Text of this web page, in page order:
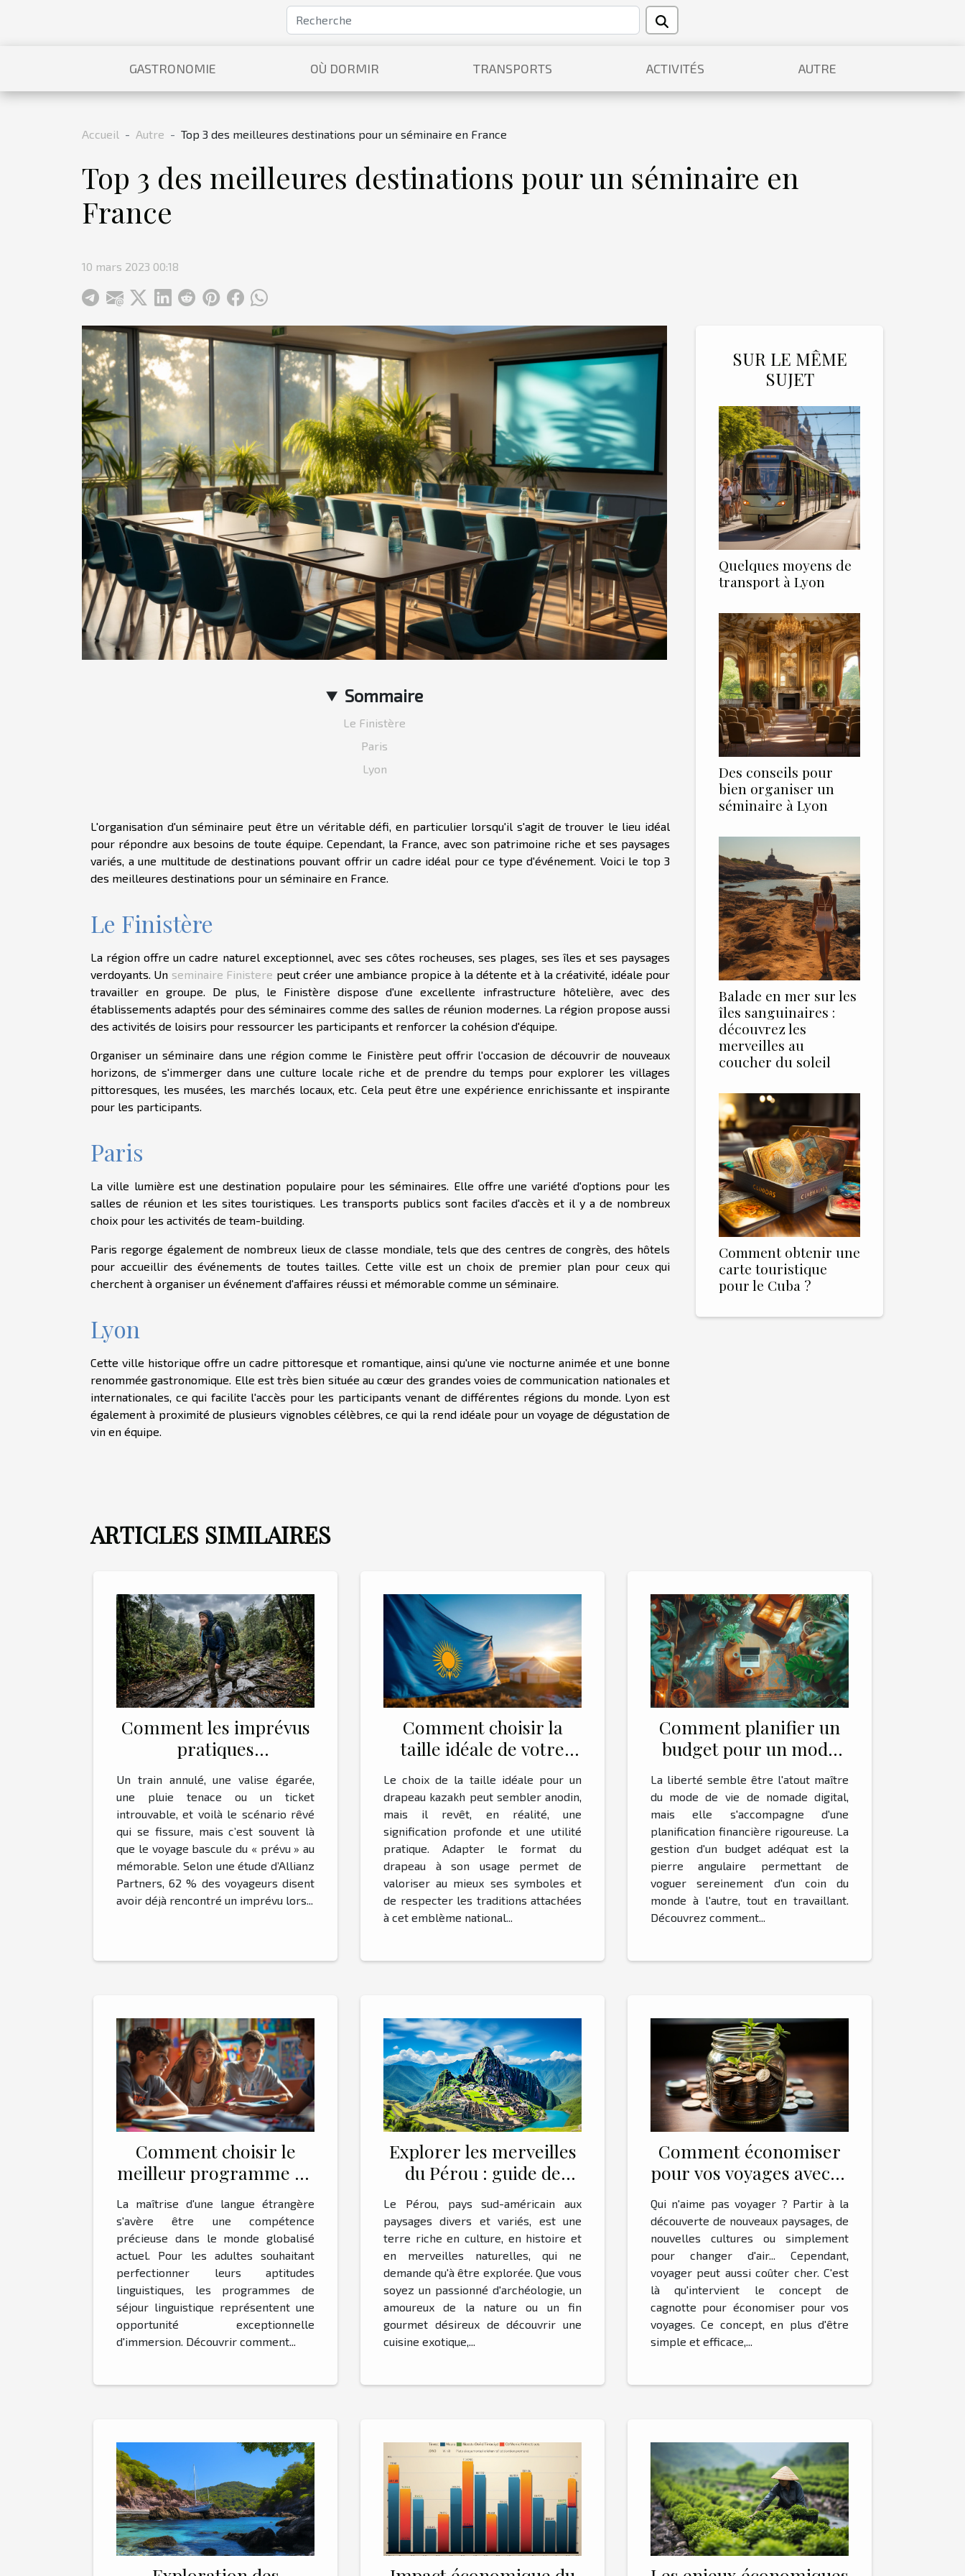
GASTRONOMIE OÙ DORMIR TRANSPORTS ACTIVITÉS AUTRE
Accueil Autre Top 3 des meilleures destinations pour un séminaire en France
Top 3 des meilleures destinations pour un séminaire en
France
10 mars 2023 00:18
Sommaire
Le Finistère
Paris
Lyon
L'organisation d'un séminaire peut être un véritable défi, en particulier lorsqu'il s'agit de trouver le lieu idéal
pour répondre aux besoins de toute équipe. Cependant, la France, avec son patrimoine riche et ses paysages
variés, a une multitude de destinations pouvant offrir un cadre idéal pour ce type d'événement. Voici le top 3
des meilleures destinations pour un séminaire en France.
Le Finistère
La région offre un cadre naturel exceptionnel, avec ses côtes rocheuses, ses plages, ses îles et ses paysages
verdoyants. Un seminaire Finistere peut créer une ambiance propice à la détente et à la créativité, idéale pour
travailler en groupe. De plus, le Finistère dispose d'une excellente infrastructure hôtelière, avec des
établissements adaptés pour des séminaires comme des salles de réunion modernes. La région propose aussi
des activités de loisirs pour ressourcer les participants et renforcer la cohésion d'équipe.
Organiser un séminaire dans une région comme le Finistère peut offrir l'occasion de découvrir de nouveaux
horizons, de s'immerger dans une culture locale riche et de prendre du temps pour explorer les villages
pittoresques, les musées, les marchés locaux, etc. Cela peut être une expérience enrichissante et inspirante
pour les participants.
Paris
La ville lumière est une destination populaire pour les séminaires. Elle offre une variété d'options pour les
salles de réunion et les sites touristiques. Les transports publics sont faciles d'accès et il y a de nombreux
choix pour les activités de team-building.
Paris regorge également de nombreux lieux de classe mondiale, tels que des centres de congrès, des hôtels
pour accueillir des événements de toutes tailles. Cette ville est un choix de premier plan pour ceux qui
cherchent à organiser un événement d'affaires réussi et mémorable comme un séminaire.
Lyon
Cette ville historique offre un cadre pittoresque et romantique, ainsi qu'une vie nocturne animée et une bonne
renommée gastronomique. Elle est très bien située au cœur des grandes voies de communication nationales et
internationales, ce qui facilite l'accès pour les participants venant de différentes régions du monde. Lyon est
également à proximité de plusieurs vignobles célèbres, ce qui la rend idéale pour un voyage de dégustation de
vin en équipe.
SUR LE MÊME
SUJET
Quelques moyens de
transport à Lyon
Des conseils pour
bien organiser un
séminaire à Lyon
Balade en mer sur les
îles sanguinaires :
découvrez les
merveilles au
coucher du soleil
Comment obtenir une
carte touristique
pour le Cuba ?
ARTICLES SIMILAIRES
Comment les imprévus
pratiques
transforment-ils une
aventure en souvenir
mémorable ?
Un train annulé, une valise égarée,
une pluie tenace ou un ticket
introuvable, et voilà le scénario rêvé
qui se fissure, mais c’est souvent là
que le voyage bascule du « prévu » au
mémorable. Selon une étude d’Allianz
Partners, 62 % des voyageurs disent
avoir déjà rencontré un imprévu lors...
Comment choisir la
taille idéale de votre
drapeau kazakh ?
Le choix de la taille idéale pour un
drapeau kazakh peut sembler anodin,
mais il revêt, en réalité, une
signification profonde et une utilité
pratique. Adapter le format du
drapeau à son usage permet de
valoriser au mieux ses symboles et
de respecter les traditions attachées
à cet emblème national...
Comment planifier un
budget pour un mode
de vie de nomade digital
La liberté semble être l'atout maître
du mode de vie de nomade digital,
mais elle s'accompagne d'une
planification financière rigoureuse. La
gestion d'un budget adéquat est la
pierre angulaire permettant de
voguer sereinement d'un coin du
monde à l'autre, tout en travaillant.
Découvrez comment...
Comment choisir le
meilleur programme de
séjour linguistique pour
adultes
La maîtrise d'une langue étrangère
s'avère être une compétence
précieuse dans le monde globalisé
actuel. Pour les adultes souhaitant
perfectionner leurs aptitudes
linguistiques, les programmes de
séjour linguistique représentent une
opportunité exceptionnelle
d'immersion. Découvrir comment...
Explorer les merveilles
du Pérou : guide de
voyage essentiel
Le Pérou, pays sud-américain aux
paysages divers et variés, est une
terre riche en culture, en histoire et
en merveilles naturelles, qui ne
demande qu'à être explorée. Que vous
soyez un passionné d'archéologie, un
amoureux de la nature ou un fin
gourmet désireux de découvrir une
cuisine exotique,...
Comment économiser
pour vos voyages avec le
concept de cagnotte
Qui n'aime pas voyager ? Partir à la
découverte de nouveaux paysages, de
nouvelles cultures ou simplement
pour changer d'air... Cependant,
voyager peut aussi coûter cher. C'est
là qu'intervient le concept de
cagnotte pour économiser pour vos
voyages. Ce concept, en plus d'être
simple et efficace,...